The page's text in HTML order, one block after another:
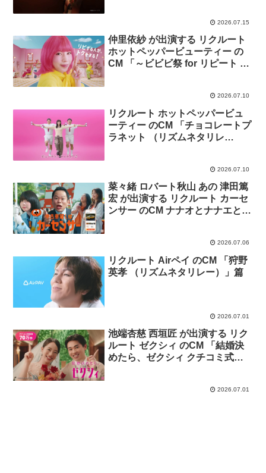
2026.07.15
仲里依紗 が出演する リクルート
ホットペッパービューティー の
CM 「～ビビビ祭 for リピート 仲
2026.07.10
リクルート ホットペッパービュ
ーティー のCM 「チョコレートプ
ラネット （リズムネタリレ
2026.07.10
菜々緒 ロバート秋山 あの 津田篤
宏 が出演する リクルート カーセ
ンサー のCM ナナオとナナエとあ
2026.07.06
リクルート Airペイ のCM 「狩野
英孝 （リズムネタリレー）」篇
2026.07.01
池端杏慈 西垣匠 が出演する リク
ルート ゼクシィ のCM 「結婚決
めたら、ゼクシィ クチコミ式場
2026.07.01